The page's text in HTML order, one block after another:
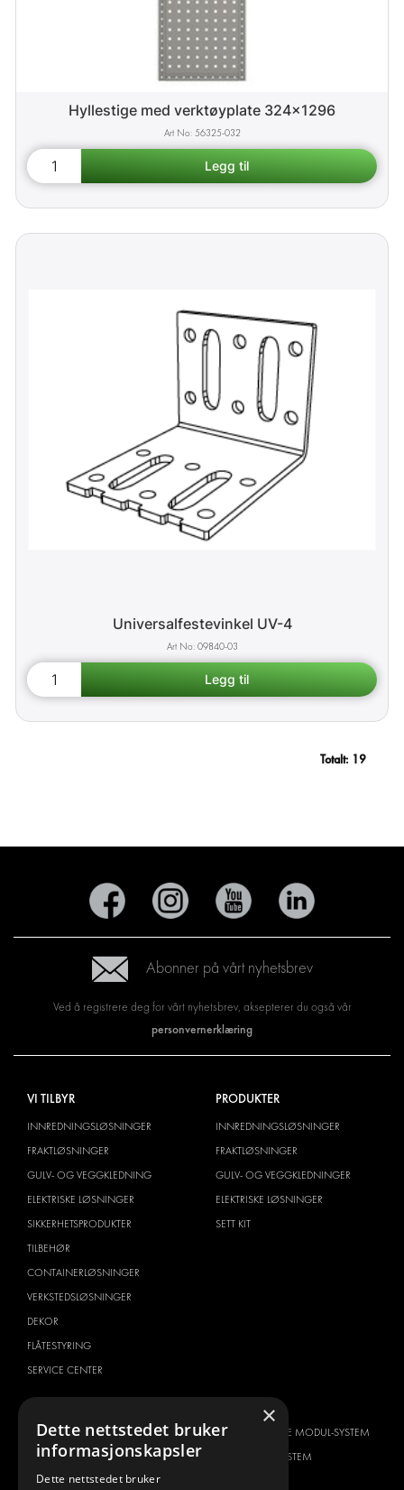
Hyllestige med verktøyplate 324x1296
56325-032
Universalfestevinkel UV-4
09840-03
Totalt: 19
Abonner på vårt nyhetsbrev
Ved å registrere deg for vårt nyhetsbrev, aksepterer du også vår
personvernerklæring
VI TILBYR
INNREDNINGSLØSNINGER
FRAKTLØSNINGER
GULV- OG VEGGKLEDNING
ELEKTRISKE LØSNINGER
SIKKERHETSPRODUKTER
TILBEHØR
CONTAINERLØSNINGER
VERKSTEDSLØSNINGER
DEKOR
FLÅTESTYRING
SERVICE CENTER
PRODUKTER
INNREDNINGSLØSNINGER
FRAKTLØSNINGER
GULV- OG VEGGKLEDNINGER
ELEKTRISKE LØSNINGER
SETT KIT
CITROËN
DACIA
FIAT
HVORFOR VELGE MODUL-SYSTEM
OM MODUL-SYSTEM
×
Dette nettstedet bruker
informasjonskapsler
Dette nettstedet bruker